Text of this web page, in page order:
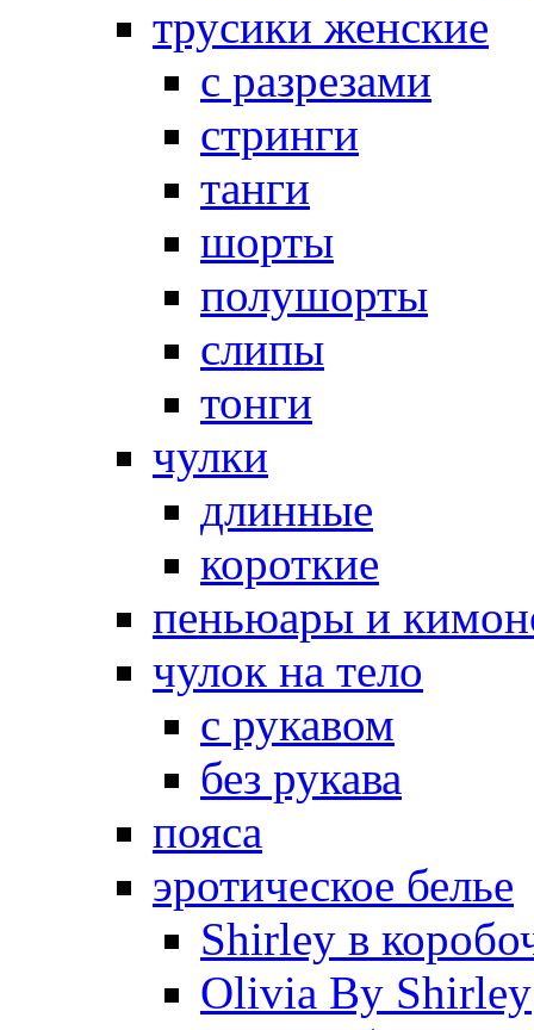
трусики женские
с разрезами
стринги
танги
шорты
полушорты
слипы
тонги
чулки
длинные
короткие
пеньюары и
чулок на тело
с рукавом
без рукава
пояса
эротическое белье
Shirley в
Olivia By Shirley